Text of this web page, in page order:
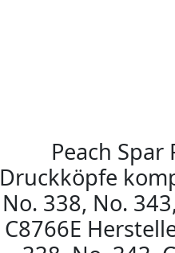
Peach Spar
Druckköpfe
No. 338, No.
C8766E